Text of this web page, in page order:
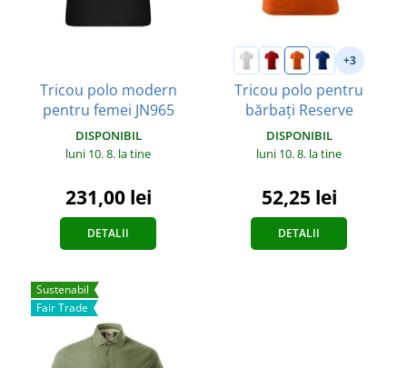
Tricou polo modern
pentru femei JN965
DISPONIBIL
luni 10. 8. la tine
231,00 lei
DETALII
+3
Tricou polo pentru
bărbați Reserve
DISPONIBIL
luni 10. 8. la tine
52,25 lei
DETALII
Sustenabil
Fair Trade